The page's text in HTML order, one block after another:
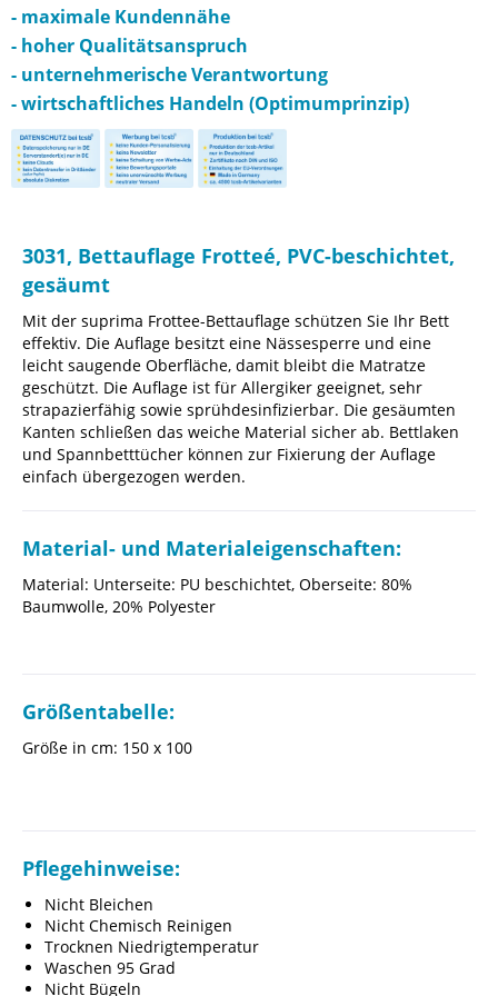
- maximale Kundennähe
- hoher Qualitätsanspruch
- unternehmerische Verantwortung
- wirtschaftliches Handeln (Optimumprinzip)
3031, Bettauflage Frotteé, PVC-beschichtet,
gesäumt
Mit der suprima Frottee-Bettauflage schützen Sie Ihr Bett
effektiv. Die Auflage besitzt eine Nässesperre und eine
leicht saugende Oberfläche, damit bleibt die Matratze
geschützt. Die Auflage ist für Allergiker geeignet, sehr
strapazierfähig sowie sprühdesinfizierbar. Die gesäumten
Kanten schließen das weiche Material sicher ab. Bettlaken
und Spannbetttücher können zur Fixierung der Auflage
einfach übergezogen werden.
Material- und Materialeigenschaften:
Material: Unterseite: PU beschichtet, Oberseite: 80%
Baumwolle, 20% Polyester
Größentabelle:
Größe in cm: 150 x 100
Pflegehinweise:
Nicht Bleichen
Nicht Chemisch Reinigen
Trocknen Niedrigtemperatur
Waschen 95 Grad
Nicht Bügeln